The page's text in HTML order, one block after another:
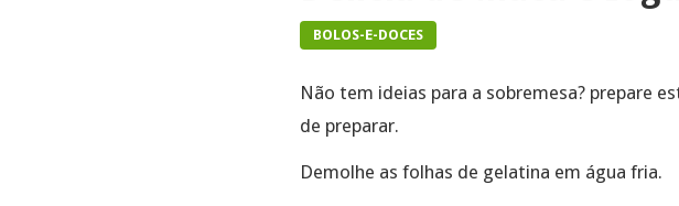
BOLOS-E-DOCES
Não tem ideias para a sobremesa? prepare
de preparar.
Demolhe as folhas de gelatina em água fria.